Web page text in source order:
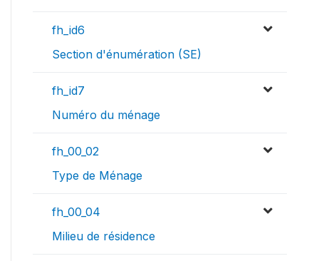
fh_id6
Section d'énumération (SE)
fh_id7
Numéro du ménage
fh_00_02
Type de Ménage
fh_00_04
Milieu de résidence